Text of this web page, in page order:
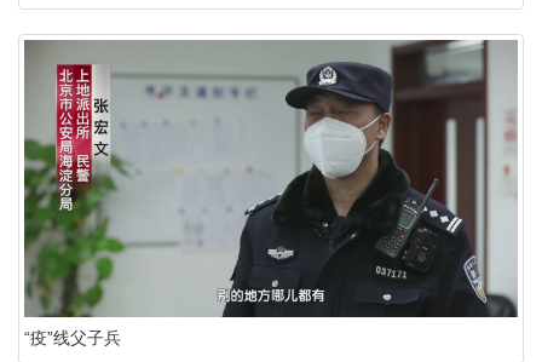
“疫”线父子兵